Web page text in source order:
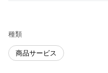
種類
商品サービス